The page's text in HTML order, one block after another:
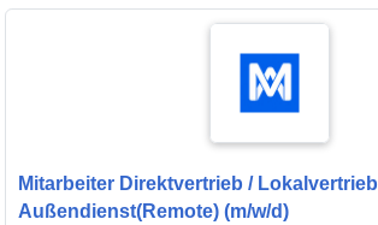
Mitarbeiter Direktvertrieb / Lokalvertrieb
Außendienst(Remote) (m/w/d)